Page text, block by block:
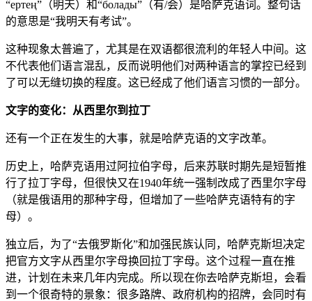
“ертең”（明天）和“болады”（有/会）是哈萨克语词。整句话
的意思是“我明天有考试”。
这种现象太普遍了，尤其是在双语都很流利的年轻人中间。这
不代表他们语言混乱，反而说明他们对两种语言的掌控已经到
了可以无缝切换的程度。这已经成了他们语言习惯的一部分。
文字的变化：从西里尔到拉丁
还有一个正在发生的大事，就是哈萨克语的文字改革。
历史上，哈萨克语用过阿拉伯字母，后来苏联时期先是短暂推
行了拉丁字母，但很快又在1940年统一强制改成了西里尔字母
（就是俄语用的那种字母，但增加了一些哈萨克语特有的字
母）。
独立后，为了“去俄罗斯化”和加强民族认同，哈萨克斯坦决定
把官方文字从西里尔字母换回拉丁字母。这个过程一直在推
进，计划在未来几年内完成。所以现在你去哈萨克斯坦，会看
到一个很奇特的景象：很多路牌、政府机构的招牌，会同时有